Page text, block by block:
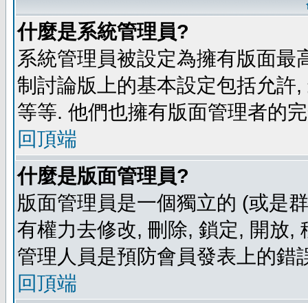
什麼是系統管理員?
系統管理員被設定為擁有版面最
制討論版上的基本設定包括允許
等等. 他們也擁有版面管理者的
回頂端
什麼是版面管理員?
版面管理員是一個獨立的 (或是
有權力去修改, 刪除, 鎖定, 開放,
管理人員是預防會員發表上的錯
回頂端